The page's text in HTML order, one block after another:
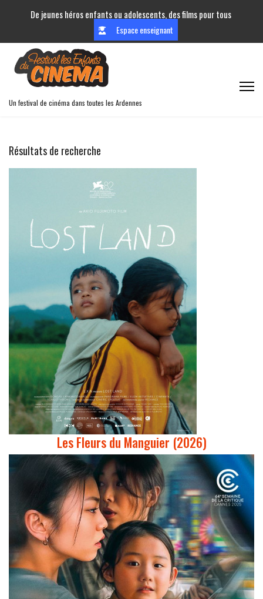
De jeunes héros enfants ou adolescents, des films pour tous
Espace enseignant
Un festival de cinéma dans toutes les Ardennes
Résultats de recherche
Les Fleurs du Manguier (2026)